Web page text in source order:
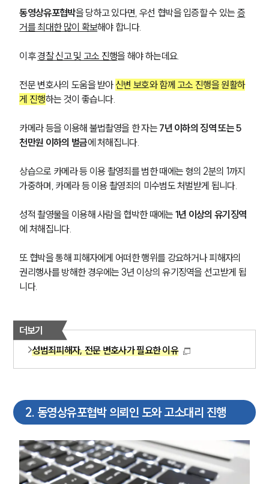
동영상유포협박을 당하고 있다면, 우선 협박을 입증할 수 있는 증
거를 최대한 많이 확보해야 합니다.
이후 경찰 신고 및 고소 진행을 해야 하는데요.
전문 변호사의 도움을 받아 신변 보호와 함께 고소 진행을 원활하
게 진행하는 것이 좋습니다.
카메라 등을 이용해 불법촬영을 한 자는 7년 이하의 징역 또는 5
천만원 이하의 벌금에 처해집니다.
상습으로 카메라 등 이용 촬영죄를 범한 때에는 형의 2분의 1까지
가중하며, 카메라 등 이용 촬영죄의 미수범도 처벌받게 됩니다.
성적 촬영물을 이용해 사람을 협박한 때에는 1년 이상의 유기징역
에 처해집니다.
또 협박을 통해 피해자에게 어떠한 행위를 강요하거나 피해자의
권리행사를 방해한 경우에는 3년 이상의 유기징역을 선고받게 됩
니다.
더보기
성범죄피해자, 전문 변호사가 필요한 이유
2. 동영상유포협박 의뢰인 도와 고소대리 진행